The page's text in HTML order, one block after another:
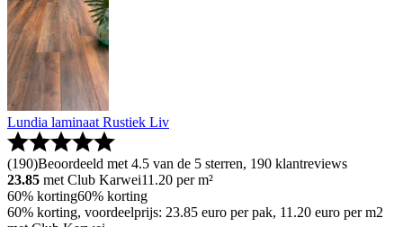
Lundia laminaat Rustiek Liv
(190)Beoordeeld met 4.5 van de 5 sterren, 190 klantreviews
23.85 met Club Karwei11.20 per m²
60% korting60% korting
60% korting, voordeelprijs: 23.85 euro per pak, 11.20 euro per m2